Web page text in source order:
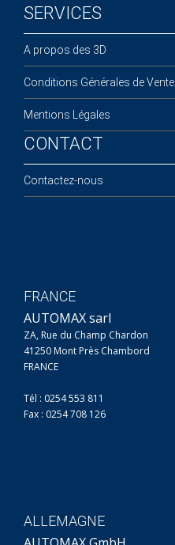
SERVICES
A propos des 3D
Conditions Générales de Vente
Mentions Légales
CONTACT
Contactez-nous
FRANCE
AUTOMAX sarl
ZA, Rue du Champ Chardon
41250 Mont Près Chambord
FRANCE
Tél : 0254 553 811
Fax : 0254 708 126
ALLEMAGNE